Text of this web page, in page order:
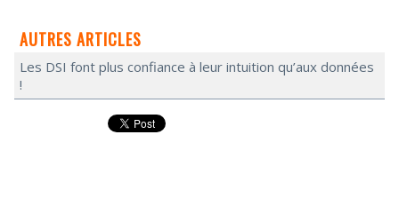
AUTRES ARTICLES
Les DSI font plus confiance à leur intuition qu’aux données
!